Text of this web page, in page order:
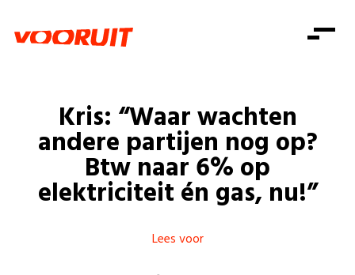
Zorg
Gelijke kansen
Welzijn
Onze mensen
Standpunten
Vacatures
Doe mee
Doe mee
Word lid
Shop
Zoeken
Login
Login
Kris: “Waar wachten
andere partijen nog op?
Btw naar 6% op
elektriciteit én gas, nu!”
Lees voor